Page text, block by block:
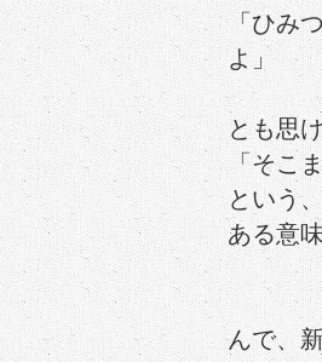
「ひみ
よ」
とも思
「そこ
という
ある意
んで、